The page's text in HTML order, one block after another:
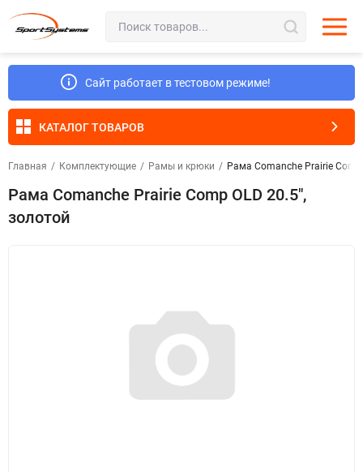
Сайт работает в тестовом режиме!
КАТАЛОГ ТОВАРОВ
Главная / Комплектующие / Рамы и крюки / Рама Comanche Prairie Comp
Рама Comanche Prairie Comp OLD 20.5",
золотой